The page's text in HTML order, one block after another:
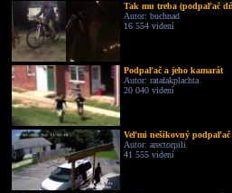
Tak mu treba (podpaľač
Autor: buchnad
16 554 videní
Podpaľač a jeho kamarát
Autor: ratafakplachta
20 040 videní
Veľmi nešikovný podpaľač
Autor: arectorpili
41 555 videní